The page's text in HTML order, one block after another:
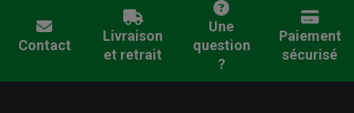
Contact
Livraison
et retrait
Une
question
?
Paiement
sécurisé